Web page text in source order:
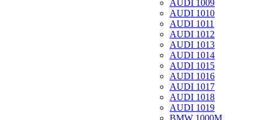
AUDI 1009
AUDI 1010
AUDI 1011
AUDI 1012
AUDI 1013
AUDI 1014
AUDI 1015
AUDI 1016
AUDI 1017
AUDI 1018
AUDI 1019
BMW 1000M